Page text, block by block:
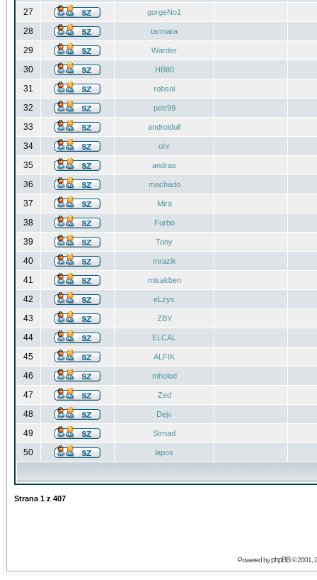
27 gorgeNo1
28 tarmara
29 Warder
30 HB80
31 robsol
32 petr99
33 androidoll
34 ohr
35 andras
36 machado
37 Mira
38 Furbo
39 Tony
40 mrazik
41 misakben
42 eLzyx
43 ZBY
44 ELCAL
45 ALFIK
46 mholod
47 Zed
48 Dejv
49 Strnad
50 lapos
Strana 1 z 407
Powered byphpBB© 2001,